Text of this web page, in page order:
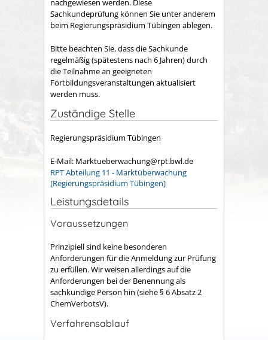
nachgewiesen werden. Diese
Sachkundeprüfung können Sie unter anderem
beim Regierungspräsidium Tübingen ablegen.
Bitte beachten Sie, dass die Sachkunde
regelmäßig (spätestens nach 6 Jahren) durch
die Teilnahme an geeigneten
Fortbildungsveranstaltungen aktualisiert
werden muss.
Zuständige Stelle
Regierungspräsidium Tübingen
E-Mail: Marktueberwachung@rpt.bwl.de
RPT Abteilung 11 - Marktüberwachung
[Regierungspräsidium Tübingen]
Leistungsdetails
Voraussetzungen
Prinzipiell sind keine besonderen
Anforderungen für die Anmeldung zur Prüfung
zu erfüllen. Wir weisen allerdings auf die
Anforderungen bei der Benennung als
sachkundige Person hin (siehe § 6 Absatz 2
ChemVerbotsV).
Verfahrensablauf